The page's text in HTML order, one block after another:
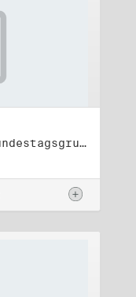
Titel: Unterlagen der Bundestagsgruppe und -fraktion Bündnis 90/Die Grünen (1)